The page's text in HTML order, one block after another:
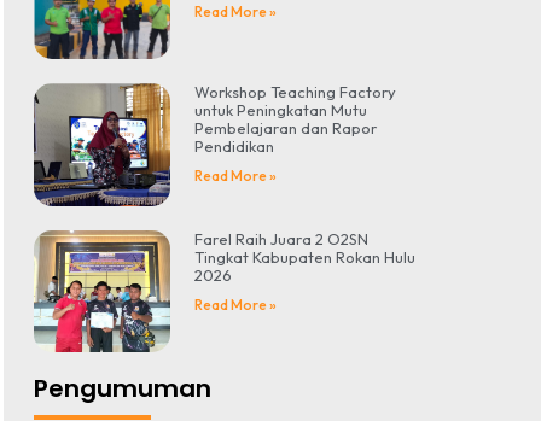
Read More »
Workshop Teaching Factory
untuk Peningkatan Mutu
Pembelajaran dan Rapor
Pendidikan
Read More »
Farel Raih Juara 2 O2SN
Tingkat Kabupaten Rokan Hulu
2026
Read More »
Pengumuman